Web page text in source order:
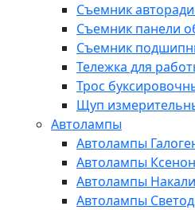
Съемник
Съемник панели
Съемник
Тележка для
Трос
Щуп
Автолампы
Автолампы
Автолампы
Автолампы
Автолампы